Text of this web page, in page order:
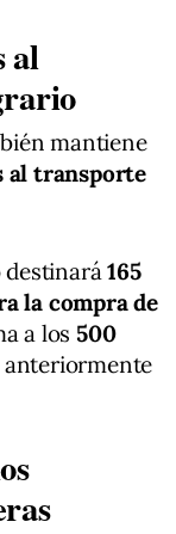
al
mantiene
al transporte
destinará165
la compra de
a los500